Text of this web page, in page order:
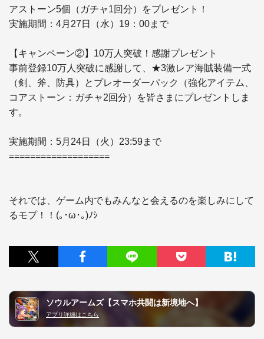
アストーン5個（ガチャ1回分）をプレゼント！
実施期間：4月27日（水）19：00まで
【キャンペーン②】10万人突破！感謝プレゼント
事前登録10万人突破に感謝して、★3激レア海賊装備一式
（剣、斧、防具）とプレオーダーパック（強化アイテム、
コアストーン：ガチャ2回分）を皆さまにプレゼントしま
す。
実施期間：5月24日（火）23:59まで
===================
それでは、ゲーム内でもみんなと会えるのを楽しみにして
るモプ！！(｡･ω･｡)ﾉｼ
ソウルアームズ【スマホ共闘は新境地へ】
アプリ詳細はこちら